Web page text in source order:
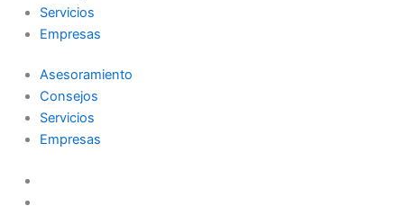
Servicios
Empresas
Asesoramiento
Consejos
Servicios
Empresas